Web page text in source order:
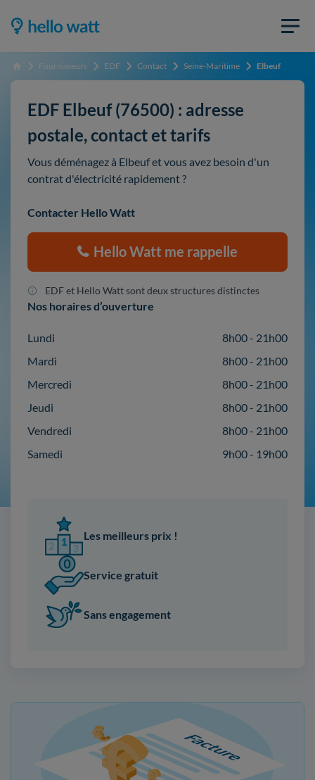
Accueil Fournisseurs EDF Contact Seine-Maritime Elbeuf
EDF Elbeuf (76500) : adresse
postale, contact et tarifs
Vous déménagez à Elbeuf et vous avez besoin d'un
contrat d'électricité rapidement ?
Contacter Hello Watt
Hello Watt me rappelle
EDF et Hello Watt sont deux structures distinctes
Nos horaires d’ouverture
Lundi
8h00 - 21h00
Mardi
8h00 - 21h00
Mercredi
8h00 - 21h00
Jeudi
8h00 - 21h00
Vendredi
8h00 - 21h00
Samedi
9h00 - 19h00
Les meilleurs prix !
Service gratuit
Sans engagement